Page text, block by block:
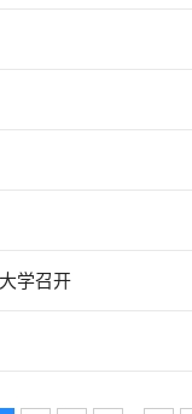
学召开